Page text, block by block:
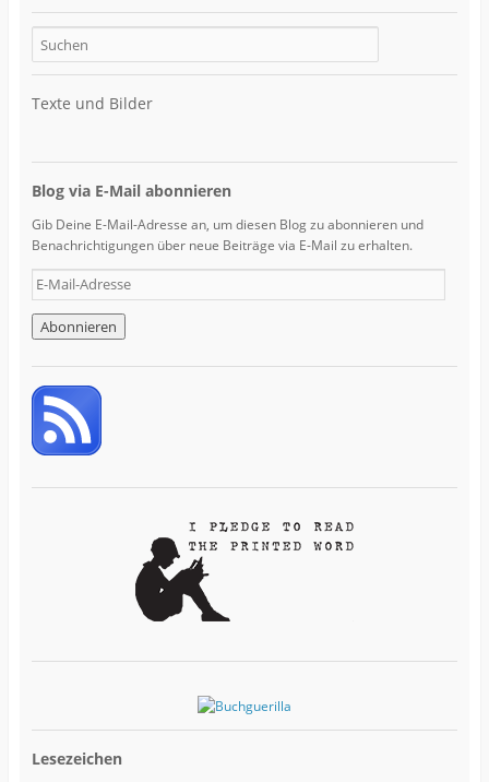
Texte und Bilder
Blog via E-Mail abonnieren
Gib Deine E-Mail-Adresse an, um diesen Blog zu abonnieren und
Benachrichtigungen über neue Beiträge via E-Mail zu erhalten.
E
-
M
a
i
-
d
e
Lesezeichen